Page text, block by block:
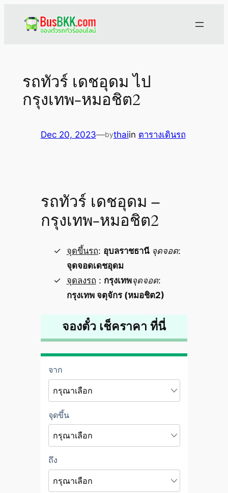
รถทัวร์ เดชอุดม ไป
กรุงเทพ-หมอชิต2
Dec 20, 2023—bythaiin ตารางเดินรถ
รถทัวร์ เดชอุดม –
กรุงเทพ-หมอชิต2
จุดขึ้นรถ: อุบลราชธานี จุดจอด:
จุดจอดเดชอุดม
จุดลงรถ : กรุงเทพจุดจอด:
กรุงเทพ จตุจักร (หมอชิต2)
จองตั๋ว เช็คราคา ที่นี่